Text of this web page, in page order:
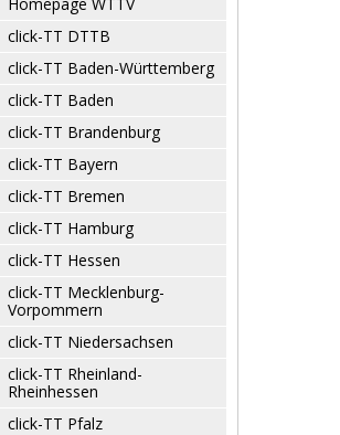
click-TT DTTB
click-TT Baden-Württemberg
click-TT Baden
click-TT Brandenburg
click-TT Bayern
click-TT Bremen
click-TT Hamburg
click-TT Hessen
click-TT Mecklenburg-
Vorpommern
click-TT Niedersachsen
click-TT Rheinland-
Rheinhessen
click-TT Pfalz